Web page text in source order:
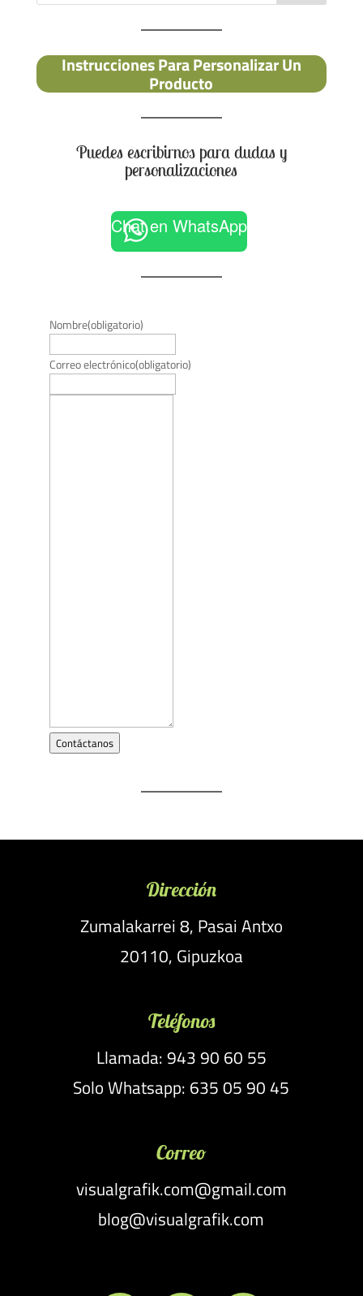
Instrucciones Para Personalizar Un
Producto
Puedes escribirnos para dudas y
personalizaciones
Chat en WhatsApp
Nombre(obligatorio)
Correo electrónico(obligatorio)
Contáctanos
Dirección
Zumalakarrei 8, Pasai Antxo
20110, Gipuzkoa
Teléfonos
Llamada: 943 90 60 55
Solo Whatsapp: 635 05 90 45
Correo
visualgrafik.com@gmail.com
blog@visualgrafik.com